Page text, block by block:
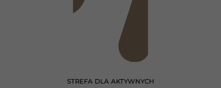
STREFA DLA AKTYWNYCH